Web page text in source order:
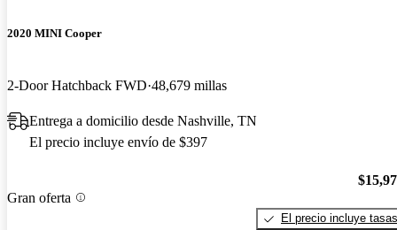
2020 MINI Cooper
2-Door Hatchback FWD 48,679 millas
Entrega a domicilio desde Nashville, TN
El precio incluye envío de $397
Gran oferta
El precio incluye tasas